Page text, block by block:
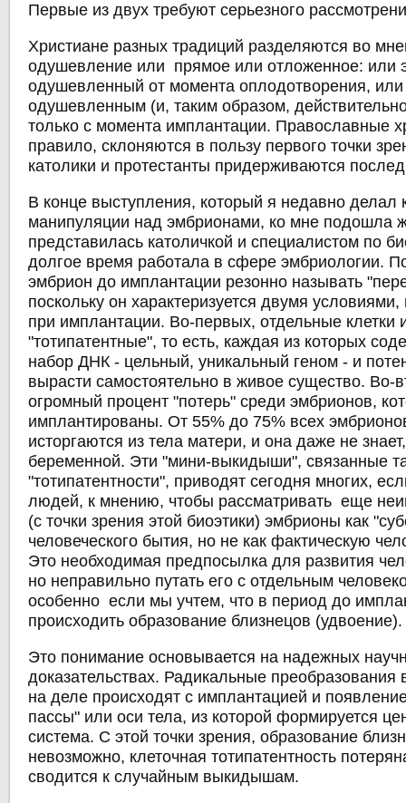
Первые из двух требуют серьезного
Христиане разных традиций разделяются во
одушевление или прямое или отложенное: или
одушевленный от момента оплодотворения, или
одушевленным (и, таким образом,
только с момента имплантации. Православные
правило, склоняются в пользу первого точки
католики и протестанты придерживаются
В конце выступления, который я недавно делал
манипуляции над эмбрионами, ко мне подошла
представилась католичкой и специалистом по
долгое время работала в сфере эмбриологии.
эмбрион до имплантации резонно называть
поскольку он характеризуется двумя
при имплантации. Во-первых, отдельные клетки
"тотипатентные", то есть, каждая из которых
набор ДНК - цельный, уникальный геном - и
вырасти самостоятельно в живое существо. Во-
огромный процент "потерь" среди эмбрионов,
имплантированы. От 55% до 75% всех
исторгаются из тела матери, и она даже не
беременной. Эти "мини-выкидыши", связанные
"тотипатентности", приводят сегодня многих,
людей, к мнению, чтобы рассматривать еще
(с точки зрения этой биоэтики) эмбрионы как
человеческого бытия, но не как фактическую
Это необходимая предпосылка для развития
но неправильно путать его с отдельным
особенно если мы учтем, что в период до
происходить образование близнецов (удвоение).
Это понимание основывается на надежных
доказательствах. Радикальные
на деле происходят с имплантацией и
пассы" или оси тела, из которой формируется
система. С этой точки зрения, образование
невозможно, клеточная тотипатентность
сводится к случайным выкидышам.